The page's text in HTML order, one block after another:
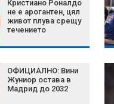
Кристиано Роналдо
не е арогантен, цял
живот плува срещу
течението
ОФИЦИАЛНО: Вини
Жуниор остава в
Мадрид до 2032